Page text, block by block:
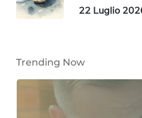
22 Luglio
Trending Now